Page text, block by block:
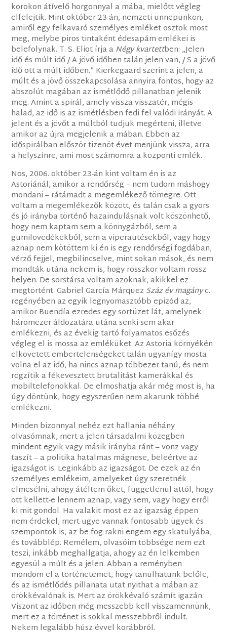
korokon átívelő horgonnyal a mába, mielőtt végleg
elfelejtik. Mint október 23-án, nemzeti ünnepünkön,
amiről egy felkavaró személyes emléket osztok most
meg, melybe piros tintaként édesapám emlékei is
belefolynak. T. S. Eliot írja aNégy kvartettben: „Jelen
idő és múlt idő / A jövő időben talán jelen van, / S a jövő
idő ott a múlt időben.” Kierkegaard szerint a jelen, a
múlt és a jövő összekapcsolása annyira fontos, hogy az
abszolút magában az ismétlődő pillanatban jelenik
meg. Amint a spirál, amely vissza-visszatér, mégis
halad, az idő is az ismétlésben fedi fel valódi irányát. A
jelent és a jövőt a múltból tudjuk megérteni, illetve
amikor az újra megjelenik a mában. Ebben az
időspirálban először tizenöt évet menjünk vissza, arra
a helyszínre, ami most számomra a központi emlék.
Nos, 2006. október 23-án kint voltam én is az
Astoriánál, amikor a rendőrség – nem tudom máshogy
mondani – rátámadt a megemlékező tömegre. Ott
voltam a megemlékezők között, és talán csak a gyors
és jó irányba történő hazaindulásnak volt köszönhető,
hogy nem kaptam sem a könnygázból, sem a
gumilövedékekből, sem a viperaütésekből, vagy hogy
aznap nem kötöttem ki én is egy rendőrségi fogdában,
vérző fejjel, megbilincselve, mint sokan mások, és nem
mondták utána nekem is, hogy rosszkor voltam rossz
helyen. De sorstársa voltam azoknak, akikkel ez
megtörtént. Gabriel García Márquez Száz év magányc.
regényében az egyik legnyomasztóbb epizód az,
amikor Buendía ezredes egy sortüzet lát, amelynek
háromezer áldozatára utána senki sem akar
emlékezni, és az évekig tartó folyamatos esőzés
végleg el is mossa az emléküket. Az Astoria környékén
elkövetett embertelenségeket talán ugyanígy mosta
volna el az idő, ha nincs aznap többezer tanú, és nem
rögzítik a fékevesztett brutalitást kamerákkal és
mobiltelefonokkal. De elmoshatja akár még most is, ha
úgy döntünk, hogy egyszerűen nem akarunk többé
emlékezni.
Minden bizonnyal nehéz ezt hallania néhány
olvasómnak, mert a jelen társadalmi közegben
mindent egyik vagy másik irányba ránt – vonz vagy
taszít – a politika hatalmas mágnese, beleértve az
igazságot is. Leginkább az igazságot. De ezek az én
személyes emlékeim, amelyeket úgy szeretnék
elmesélni, ahogy átéltem őket, függetlenül attól, hogy
ott kellett-e lennem aznap, vagy sem, vagy hogy erről
ki mit gondol. Ha valakit most ez az igazság éppen
nem érdekel, mert ugye vannak fontosabb ügyek és
szempontok is, az be fog rakni engem egy skatulyába,
és továbblép. Remélem, olvasóim többsége nem ezt
teszi, inkább meghallgatja, ahogy az én lelkemben
egyesül a múlt és a jelen. Abban a reményben
mondom el a történetemet, hogy tanulhatunk belőle,
és az ismétlődés pillanata utat nyithat a mában az
örökkévalónak is. Mert az örökkévaló számít igazán.
Viszont az időben még messzebb kell visszamennünk,
mert ez a történet is sokkal messzebbről indult.
Nekem legalább húsz évvel korábbról.